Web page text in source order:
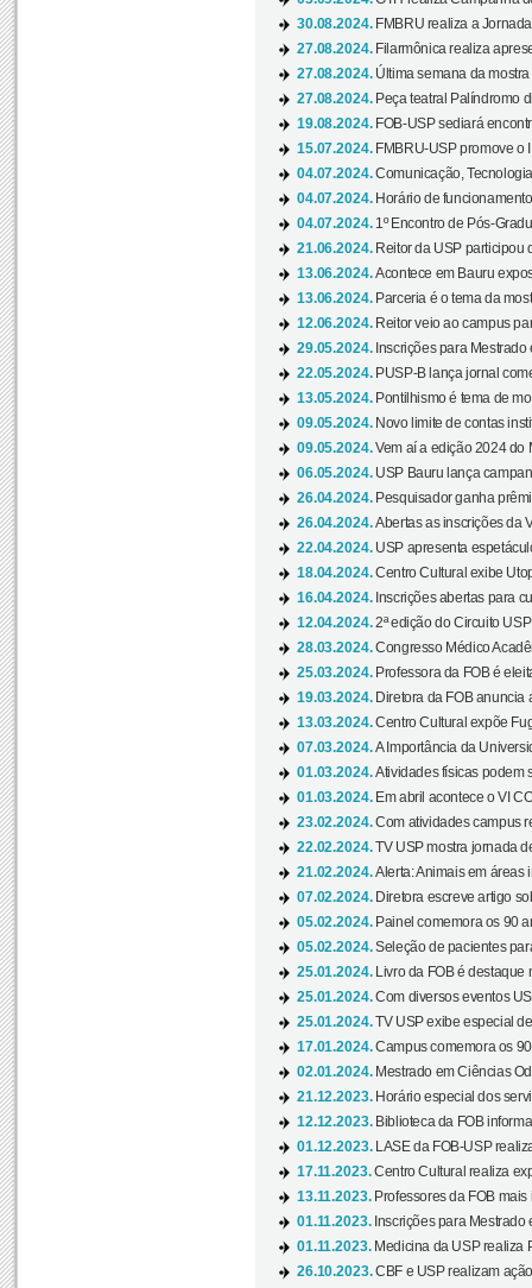
30.08.2024. FMBRU realiza a
27.08.2024. Filarmônica realiza
27.08.2024. Última semana da
27.08.2024. Peça teatral Palíndromo
19.08.2024. FOB-USP sediará
15.07.2024. FMBRU-USP promove o
04.07.2024.Comunicação,
04.07.2024. Horário de
04.07.2024. 1º Encontro de Pós-
21.06.2024. Reitor da USP participou
13.06.2024.Acontece em Bauru
13.06.2024. Parceria é o tema da
12.06.2024. Reitor veio ao campus
29.05.2024. Inscrições para
22.05.2024. PUSP-B lança jornal
13.05.2024. Pontilhismo é tema de
09.05.2024. Novo limite de contas
09.05.2024.Vem aí a edição 2024 do
06.05.2024. USP Bauru lança
26.04.2024. Pesquisador ganha
26.04.2024.Abertas as inscrições da
22.04.2024. USP apresenta
18.04.2024.Centro Cultural exibe
16.04.2024. Inscrições abertas para
12.04.2024.2ª edição do Circuito
28.03.2024.Congresso Médico
25.03.2024. Professora da FOB é
19.03.2024. Diretora da FOB anuncia
13.03.2024.Centro Cultural expõe
07.03.2024.A Importância da
01.03.2024.Atividades físicas podem
01.03.2024. Em abril acontece o VI
23.02.2024.Com atividades campus
22.02.2024.TV USP mostra jornada
21.02.2024.Alerta: Animais em áreas
07.02.2024. Diretora escreve artigo
05.02.2024. Painel comemora os 90
05.02.2024.Seleção de pacientes
25.01.2024.
Livro da FOB é destaque
25.01.2024.Com diversos eventos
25.01.2024.TV USP exibe especial
17.01.2024.Campus comemora os
02.01.2024. Mestrado em Ciências
21.12.2023. Horário especial dos
12.12.2023. Biblioteca da FOB
01.12.2023.
LASE da FOB-USP
17.11.2023.Centro Cultural realiza
13.11.2023. Professores da FOB
01.11.2023. Inscrições para
01.11.2023. Medicina da USP realiza
26.10.2023.CBF e USP realizam